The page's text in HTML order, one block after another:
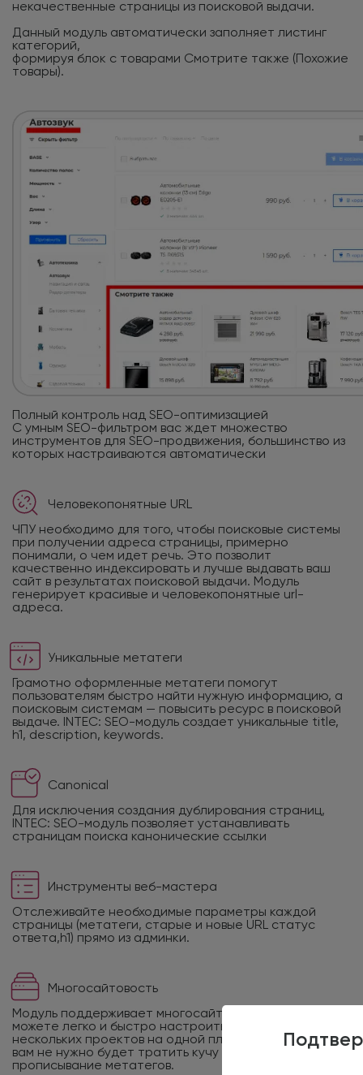
некачественные страницы из поисковой выдачи.
Данный модуль автоматически заполняет листинг
категорий,
формируя блок с товарами Смотрите также (Похожие
товары).
Полный контроль над SEO-оптимизацией
С умным SEO-фильтром вас ждет множество
инструментов для SEO-продвижения, большинство из
которых настраиваются автоматически
Человекопонятные URL
ЧПУ необходимо для того, чтобы поисковые системы
при получении адреса страницы, примерно
понимали, о чем идет речь. Это позволит
качественно индексировать и лучше выдавать ваш
сайт в результатах поисковой выдачи. Модуль
генерирует красивые и человекопонятные url-
адреса.
Уникальные метатеги
Грамотно оформленные метатеги помогут
пользователям быстро найти нужную информацию, а
поисковым системам — повысить ресурс в поисковой
выдаче. INTEC: SEO-модуль создает уникальные title,
h1, description, keywords.
Canonical
Для исключения создания дублирования страниц,
INTEC: SEO-модуль позволяет устанавливать
страницам поиска канонические ссылки
Инструменты веб-мастера
Отслеживайте необходимые параметры каждой
страницы (метатеги, старые и новые URL статус
ответа,h1) прямо из админки.
Многосайтовость
Модуль поддерживает многосайтовость. Значит, вы
можете легко и быстро настроить продвижение
нескольких проектов на одной платформе. При этом
вам не нужно будет тратить кучу времени на
прописывание метатегов.